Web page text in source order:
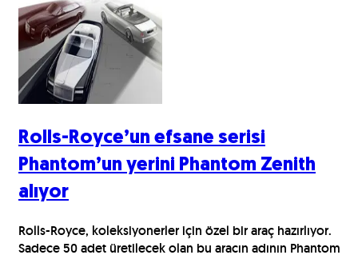
Rolls-Royce’un efsane serisi
Phantom’un yerini Phantom Zenith
alıyor
Rolls-Royce, koleksiyonerler için özel bir araç hazırlıyor.
Sadece 50 adet üretilecek olan bu aracın adının Phantom